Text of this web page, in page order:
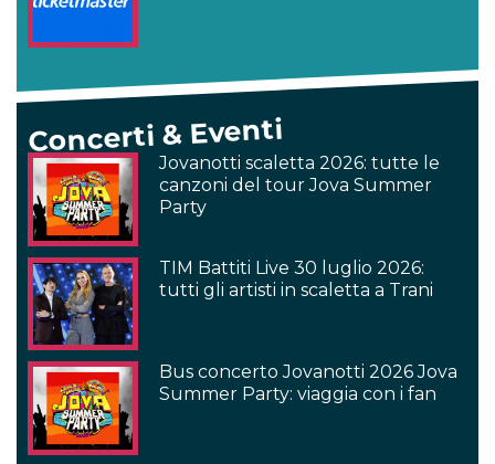
Concerti & Eventi
Jovanotti scaletta 2026: tutte le
canzoni del tour Jova Summer
Party
TIM Battiti Live 30 luglio 2026:
tutti gli artisti in scaletta a Trani
Bus concerto Jovanotti 2026 Jova
Summer Party: viaggia con i fan